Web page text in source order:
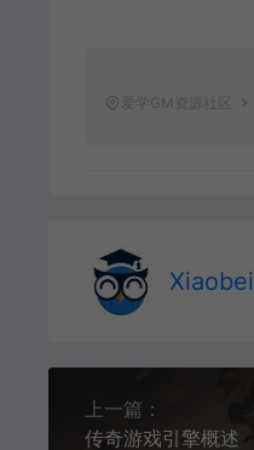
爱学GM资源社区
Xiaobei
上一篇：
传奇游戏引擎概述